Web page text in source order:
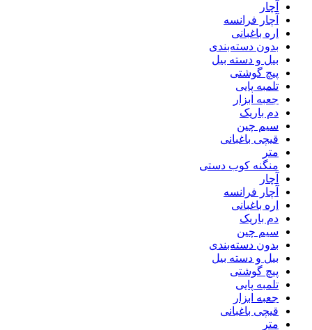
آچار
آچار فرانسه
اره باغبانی
بدون دسته‌بندی
بیل و دسته بیل
پیچ گوشتی
تلمبه پایی
جعبه ابزار
دم باریک
سیم چین
قیچی باغبانی
متر
منگنه کوب دستی
آچار
آچار فرانسه
اره باغبانی
دم باریک
سیم چین
بدون دسته‌بندی
بیل و دسته بیل
پیچ گوشتی
تلمبه پایی
جعبه ابزار
قیچی باغبانی
متر